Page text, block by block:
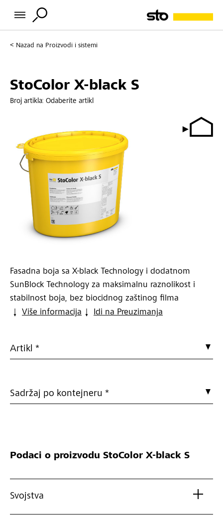
Nazad na Proizvodi i sistemi
StoColor X-black S
Broj artikla: Odaberite artikl
Fasadna boja sa X-black Technology i dodatnom
SunBlock Technology za maksimalnu raznolikost i
stabilnost boja, bez biocidnog zaštinog filma
Više informacija
Idi na Preuzimanja
Artikl *
Sadržaj po kontejneru *
Podaci o proizvodu StoColor X-black S
Svojstva